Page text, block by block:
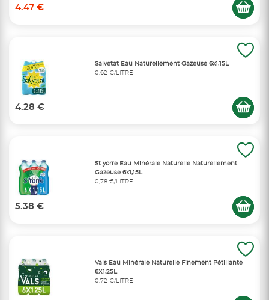
4.47 €
Salvetat Eau Naturellement Gazeuse 6x1,15L
0,62 €/LITRE
4.28 €
St yorre Eau Minérale Naturelle Naturellement
Gazeuse 6x1,15L
0,78 €/LITRE
5.38 €
Vals Eau Minérale Naturelle Finement Pétillante
6X1,25L
0,72 €/LITRE